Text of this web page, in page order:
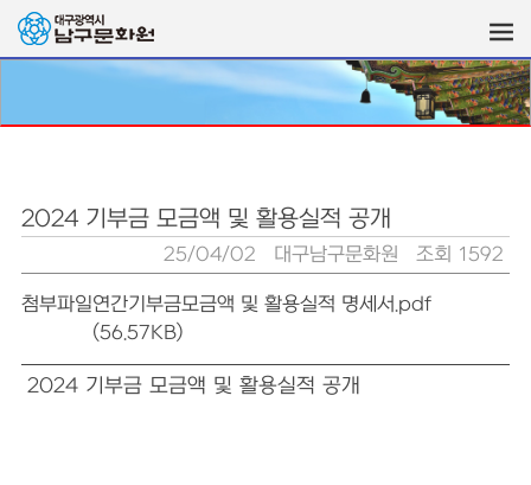
2024 기부금 모금액 및 활용실적 공개
25/04/02 대구남구문화원 조회 1592
첨부파일연간기부금모금액 및 활용실적 명세서.pdf
(56.57KB)
2024 기부금 모금액 및 활용실적 공개